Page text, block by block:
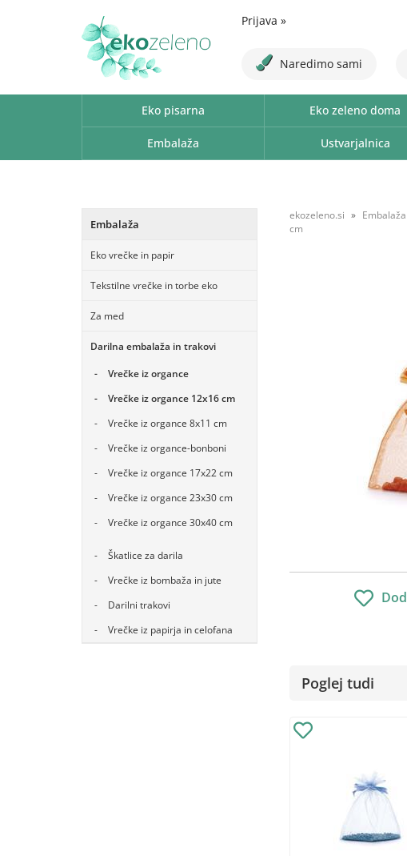
Prijava »
Naredimo sami
Eko pisarna Eko zeleno doma
Embalaža Ustvarjalnica
Embalaža
Eko vrečke in papir
Tekstilne vrečke in torbe eko
Za med
Darilna embalaža in trakovi
Vrečke iz organce
Vrečke iz organce 12x16 cm
Vrečke iz organce 8x11 cm
Vrečke iz organce-bonboni
Vrečke iz organce 17x22 cm
Vrečke iz organce 23x30 cm
Vrečke iz organce 30x40 cm
Škatlice za darila
Vrečke iz bombaža in jute
Darilni trakovi
Vrečke iz papirja in celofana
ekozeleno.si Embalaža
cm
Poglej tudi